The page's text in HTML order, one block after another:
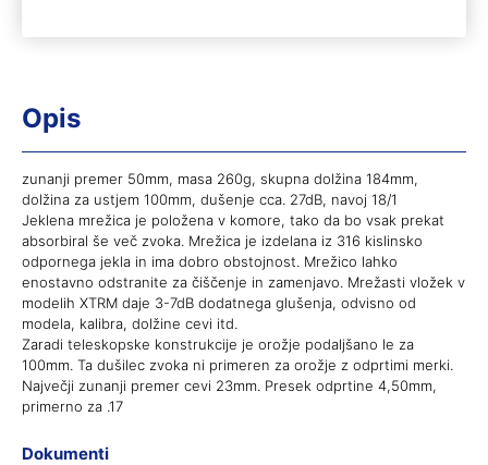
Opis
zunanji premer 50mm, masa 260g, skupna dolžina 184mm,
dolžina za ustjem 100mm, dušenje cca. 27dB, navoj 18/1
Jeklena mrežica je položena v komore, tako da bo vsak prekat
absorbiral še več zvoka. Mrežica je izdelana iz 316 kislinsko
odpornega jekla in ima dobro obstojnost. Mrežico lahko
enostavno odstranite za čiščenje in zamenjavo. Mrežasti vložek v
modelih XTRM daje 3-7dB dodatnega glušenja, odvisno od
modela, kalibra, dolžine cevi itd.
Zaradi teleskopske konstrukcije je orožje podaljšano le za
100mm. Ta dušilec zvoka ni primeren za orožje z odprtimi merki.
Največji zunanji premer cevi 23mm. Presek odprtine 4,50mm,
primerno za .17
Dokumenti